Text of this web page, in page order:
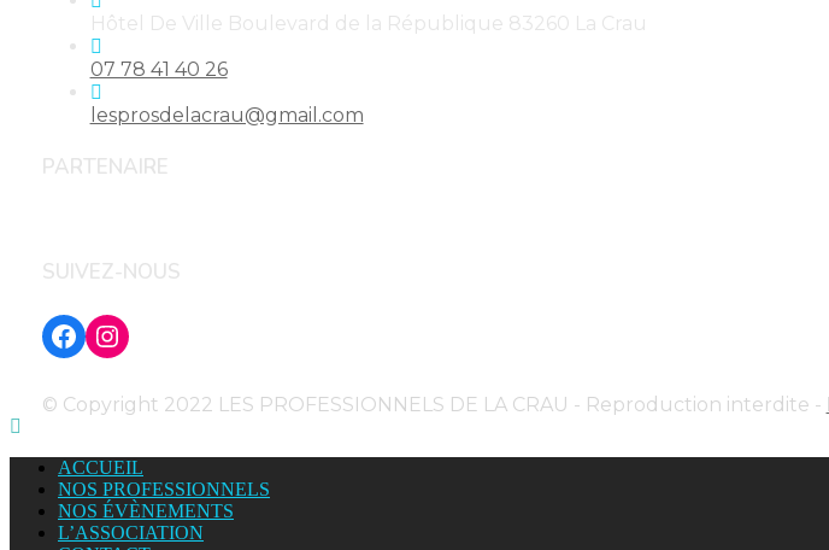
Hôtel De Ville Boulevard de la République 83260 La Crau
07 78 41 40 26S’ouvre
votre
lesprosdelacrau@gmail.comS’ouvre
PARTENAIRE
SUIVEZ-NOUS
Facebook
Instagram
© Copyright 2022 LES PROFESSIONNELS DE LA CRAU - Reproduction interdite -
ACCUEIL
NOS PROFESSIONNELS
NOS ÉVÈNEMENTS
L’ASSOCIATION